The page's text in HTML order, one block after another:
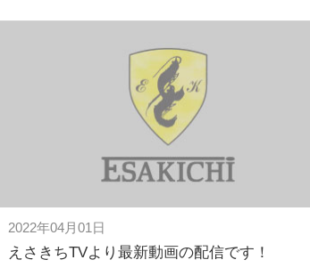
2022年04月01日
えさきちTVより最新動画の配信です！